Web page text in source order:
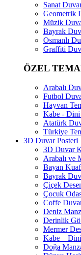
Sanat
Geometrik
Müzik
Bayrak
Osmanlı
Graffiti
ÖZEL
Arabalı
Futbol
Hayvan
Kabe - Dini
Atatürk
Türkiye
3D Duvar Posteri
3D Duvar
Arabalı ve
Bayan
Bayrak
Çiçek
Çocuk
Coffe
Deniz
Derinlik
Mermer
Kabe –
Doğa